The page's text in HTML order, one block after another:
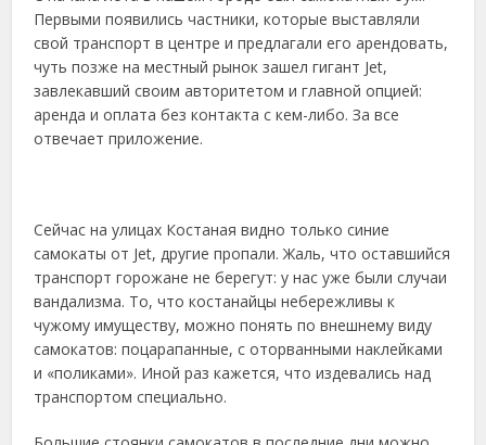
Первыми появились частники, которые выставляли
свой транспорт в центре и предлагали его арендовать,
чуть позже на местный рынок зашел гигант Jet,
завлекавший своим авторитетом и главной опцией:
аренда и оплата без контакта с кем-либо. За все
отвечает приложение.
Сейчас на улицах Костаная видно только синие
самокаты от Jet, другие пропали. Жаль, что оставшийся
транспорт горожане не берегут: у нас уже были случаи
вандализма. То, что костанайцы небережливы к
чужому имуществу, можно понять по внешнему виду
самокатов: поцарапанные, с оторванными наклейками
и «поликами». Иной раз кажется, что издевались над
транспортом специально.